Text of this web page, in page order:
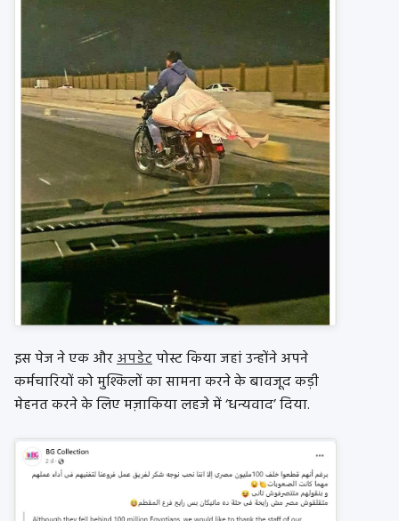
इस पेज ने एक औरअपडेटपोस्ट किया जहां उन्होंने अपने
कर्मचारियों को मुश्किलों का सामना करने के बावजूद कड़ी
मेहनत करने के लिए मज़ाकिया लहजे में ‘धन्यवाद’ दिया.